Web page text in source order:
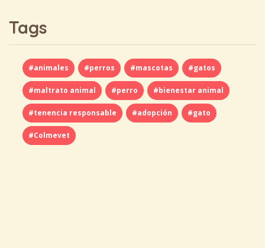
Tags
#animales #perros #mascotas #gatos
#maltrato animal #perro #bienestar animal
#tenencia responsable #adopción #gato
#Colmevet